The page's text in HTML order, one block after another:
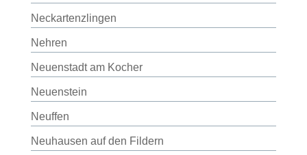
Neckartenzlingen
Nehren
Neuenstadt am Kocher
Neuenstein
Neuffen
Neuhausen auf den Fildern